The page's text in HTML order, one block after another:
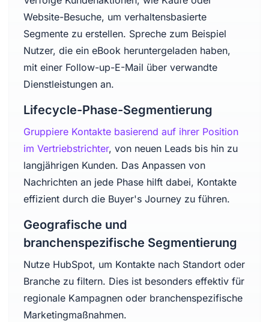
Website-Besuche, um verhaltensbasierte
Segmente zu erstellen. Spreche zum Beispiel
Nutzer, die ein eBook heruntergeladen haben,
mit einer Follow-up-E-Mail über verwandte
Dienstleistungen an.
Lifecycle-Phase-Segmentierung
Gruppiere Kontakte basierend auf ihrer Position
im Vertriebstrichter, von neuen Leads bis hin zu
langjährigen Kunden. Das Anpassen von
Nachrichten an jede Phase hilft dabei, Kontakte
effizient durch die Buyer's Journey zu führen.
Geografische und
branchenspezifische Segmentierung
Nutze HubSpot, um Kontakte nach Standort oder
Branche zu filtern. Dies ist besonders effektiv für
regionale Kampagnen oder branchenspezifische
Marketingmaßnahmen.